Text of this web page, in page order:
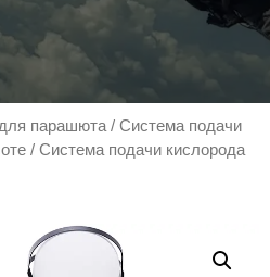
парашюта / Система подачи
/ Система подачи кислорода